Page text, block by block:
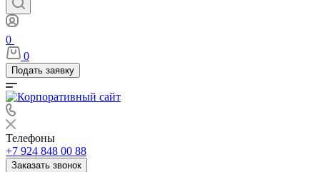
0
0
Подать заявку
Телефоны
+7 924 848 00 88
Заказать звонок